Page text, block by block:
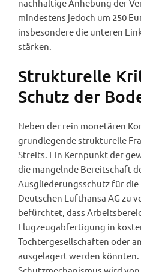
nachhaltige Anhebung der
mindestens jedoch um 250
insbesondere die unteren
stärken.
Strukturelle
Schutz der
Neben der rein monetären
grundlegende strukturelle
Streits. Ein Kernpunkt der
die mangelnde Bereitschaft
Ausgliederungsschutz für
Deutschen Lufthansa AG zu
befürchtet, dass
Flugzeugabfertigung in
Tochtergesellschaften oder
ausgelagert werden könnten.